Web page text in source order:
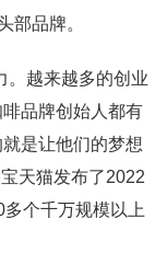
部品牌。
。越来越多的创业
品牌创始人都有
是让他们的梦想
天猫发布了2022
个千万规模以上